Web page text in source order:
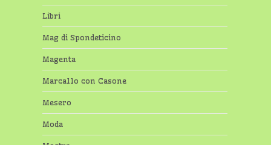
Libri
Mag di Spondeticino
Magenta
Marcallo con Casone
Mesero
Moda